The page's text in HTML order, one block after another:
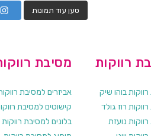
טען עוד תמונות
מסיבת
אביזרים למסיבת
קישוטים למסיבת
בלונים למסיבת רווקות
רווקות
בוהו שיק
רוז גולד
נועזת